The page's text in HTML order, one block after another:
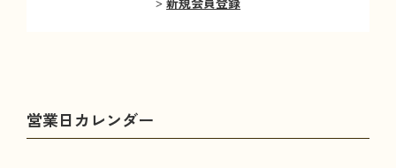
新規会員登録